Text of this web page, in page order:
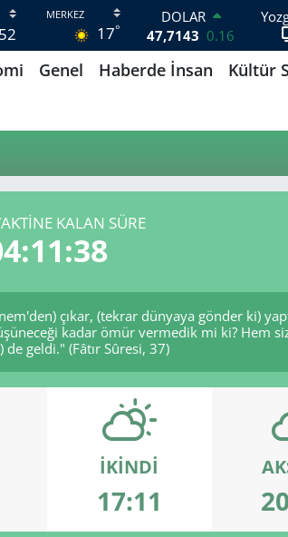
17°
DOLAR
47,7143 0.16
EURO
55,0317 -0.02
GRAM ALTIN
13.799 70
64.225,61
Genel Haberde İnsan Kültür
KALAN SÜRE
çıkar, (tekrar dünyaya gönder ki)
kadar ömür vermedik mi ki? Hem
de geldi." (Fâtır Sûresi, 37)
İKINDI
17:11